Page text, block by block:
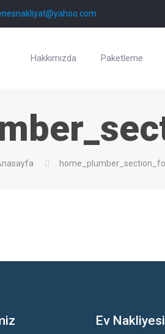
Hakkımızda Paketleme
Ev Nakliyesi